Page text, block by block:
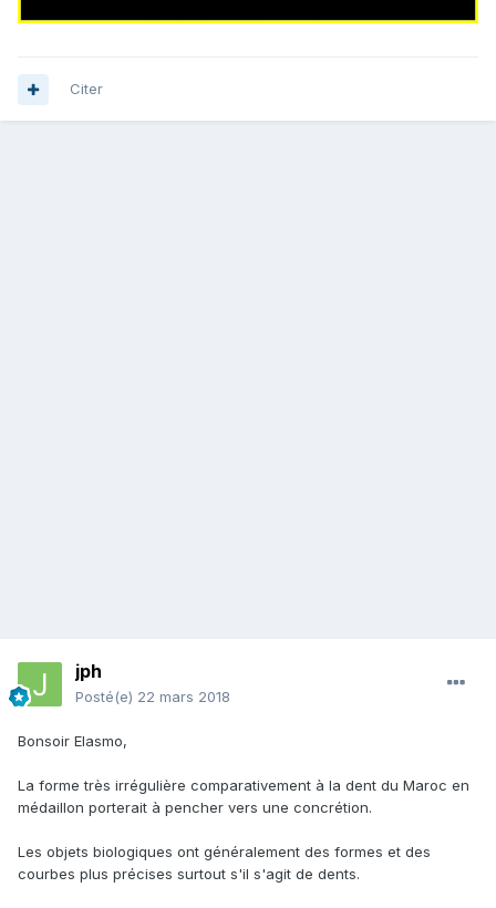
Citer
jph
Posté(e) 22 mars 2018
Bonsoir Elasmo,
La forme très irrégulière comparativement à la dent du Maroc en
médaillon porterait à pencher vers une concrétion.
Les objets biologiques ont généralement des formes et des
courbes plus précises surtout s'il s'agit de dents.